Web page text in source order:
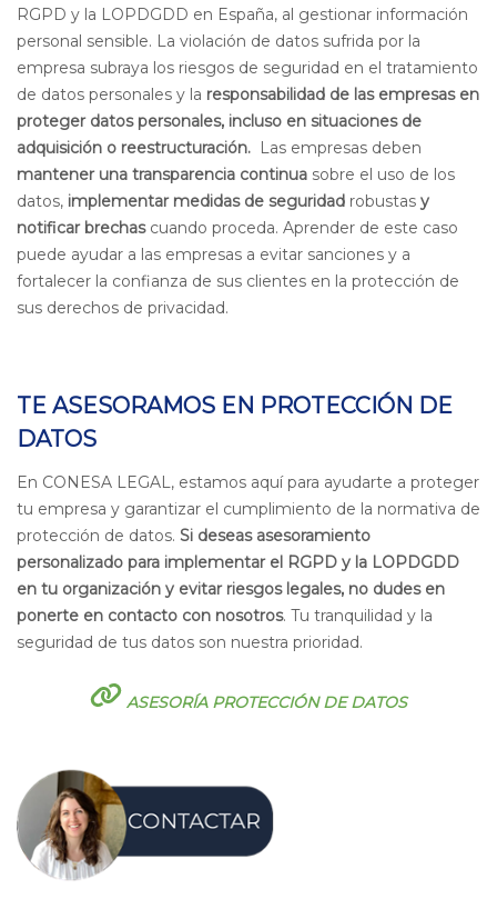
RGPD y la LOPDGDD en España, al gestionar información
personal sensible. La violación de datos sufrida por la
empresa subraya los riesgos de seguridad en el tratamiento
de datos personales y la responsabilidad de las empresas en
proteger datos personales, incluso en situaciones de
adquisición o reestructuración. Las empresas deben
mantener una transparencia continua sobre el uso de los
datos, implementar medidas de seguridad robustas y
notificar brechas cuando proceda. Aprender de este caso
puede ayudar a las empresas a evitar sanciones y a
fortalecer la confianza de sus clientes en la protección de
sus derechos de privacidad.
TE ASESORAMOS EN PROTECCIÓN DE
DATOS
En CONESA LEGAL, estamos aquí para ayudarte a proteger
tu empresa y garantizar el cumplimiento de la normativa de
protección de datos. Si deseas asesoramiento
personalizado para implementar el RGPD y la LOPDGDD
en tu organización y evitar riesgos legales, no dudes en
ponerte en contacto con nosotros. Tu tranquilidad y la
seguridad de tus datos son nuestra prioridad.
ASESORÍA PROTECCIÓN DE DATOS